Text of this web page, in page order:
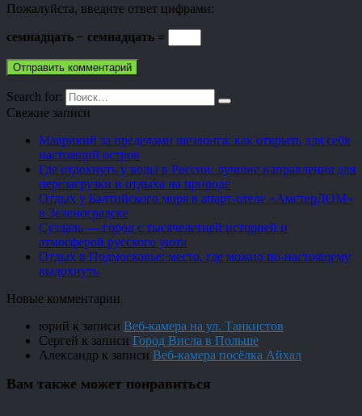
Пожалуйста, введите ответ цифрами:
семнадцать − семнадцать =
Search for:
Свежие записи
Маврикий за пределами шезлонга: как открыть для себя
настоящий остров
Где отдохнуть у воды в России: лучшие направления для
перезагрузки и отдыха на природе
Отдых у Балтийского моря в апарт-отеле «АмстерДОМ»
в Зеленоградске
Суздаль — город с тысячелетней историей и
атмосферой русского уюта
Отдых в Подмосковье: место, где можно по-настоящему
выдохнуть
Новые комментарии
юрий к записи Веб-камера на ул. Танкистов
Сергей к записи Город Висла в Польше
Александр к записи Веб-камера посёлка Айхал
Вам также может понравиться